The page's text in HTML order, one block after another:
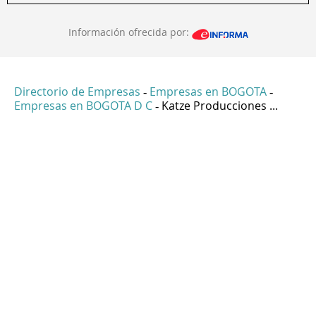
Información ofrecida por:
Directorio de Empresas - Empresas en BOGOTA -
Empresas en BOGOTA D C - Katze Producciones ...